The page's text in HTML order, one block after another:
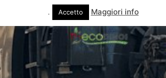
Trasporto Rifiuti Puglia
. Accetto Maggiori info